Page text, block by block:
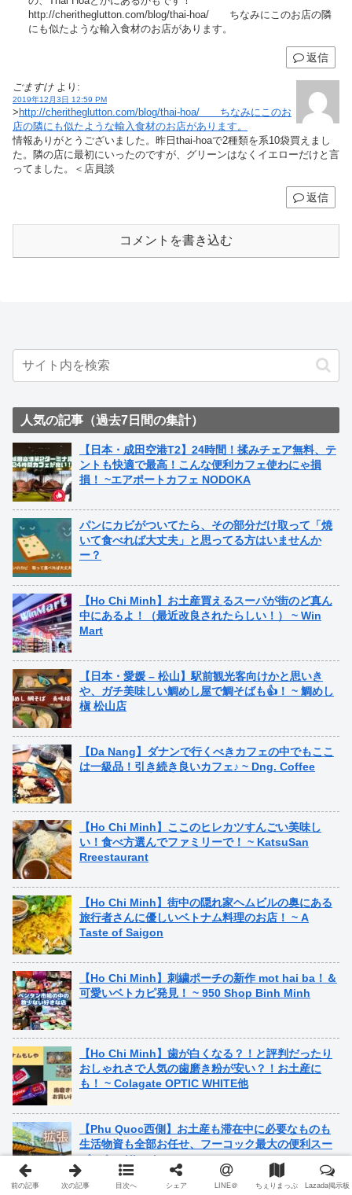
http://cheritheglutton.com/blog/thai-hoa/ ちなみにこのお店の隣
にも似たような輸入食材のお店があります。
返信
ごますけ より:
2019年12月3日 12:59 PM
>http://cheritheglutton.com/blog/thai-hoa/ ちなみにこのお
店の隣にも似たような輸入食材のお店があります。
情報ありがとうございました。昨日thai-hoaで2種類を系10袋買えまし
た。隣の店に最初にいったのですが、グリーンはなくイエローだけと言
ってました。＜店員談
返信
コメントを書き込む
人気の記事（過去7日間の集計）
【日本・成田空港T2】24時間！揉みチェア無料、テ
ントも快適で最高！こんな便利カフェ使わにゃ損
損！ ~エアポートカフェ NODOKA
パンにカビがついてたら、その部分だけ取って「焼
いて食べれば大丈夫」と思ってる方はいませんか
ー？
【Ho Chi Minh】お土産買えるスーパが街のど真ん
中にあるよ！（最近改良されたらしい！） ~ Win
Mart
【日本・愛媛 – 松山】駅前観光客向けかと思いき
や、ガチ美味しい鯛めし屋で鯛そばも👍！ ~ 鯛めし
槇 松山店
【Da Nang】ダナンで行くべきカフェの中でもここ
は一級品！引き続き良いカフェ♪ ~ Dng. Coffee
【Ho Chi Minh】ここのヒレカツすんごい美味し
い！食べ方選んでファミリーで！ ~ KatsuSan
Rreestaurant
【Ho Chi Minh】街中の隠れ家ヘムビルの奥にある
旅行者さんに優しいベトナム料理のお店！ ~ A
Taste of Saigon
【Ho Chi Minh】刺繍ポーチの新作 mot hai ba！＆
可愛いベトカピ発見！ ~ 950 Shop Binh Minh
【Ho Chi Minh】歯が白くなる？！と評判だったり
おしゃれさで人気の歯磨き粉が安い？！お土産に
も！ ~ Colagate OPTIC WHITE他
【Phu Quoc西側】お土産も滞在中に必要なものも
生活物資も全部お任せ、フーコック最大の便利スー
パー！ ~ King kong
前の記事 次の記事 目次へ シェア LINE＠ ちぇりまっぷ Lazada掲示板